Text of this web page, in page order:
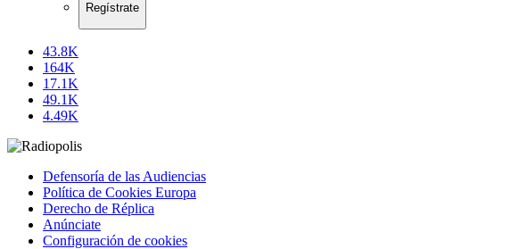
Regístrate
43.8K
164K
17.1K
49.1K
4.49K
Defensoría de las Audiencias
Política de Cookies Europa
Derecho de Réplica
Anúnciate
Configuración de cookies